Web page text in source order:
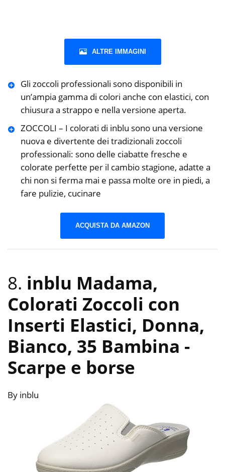
ALTRE IMMAGINI
Gli zoccoli professionali sono disponibili in
un’ampia gamma di colori anche con elastici, con
chiusura a strappo e nella versione aperta.
ZOCCOLI – I colorati di inblu sono una versione
nuova e divertente dei tradizionali zoccoli
professionali: sono delle ciabatte fresche e
colorate perfette per il cambio stagione, adatte a
chi non si ferma mai e passa molte ore in piedi, a
fare pulizie, cucinare
ACQUISTA DA AMAZON
8. inblu Madama,
Colorati Zoccoli con
Inserti Elastici, Donna,
Bianco, 35 Bambina -
Scarpe e borse
By inblu